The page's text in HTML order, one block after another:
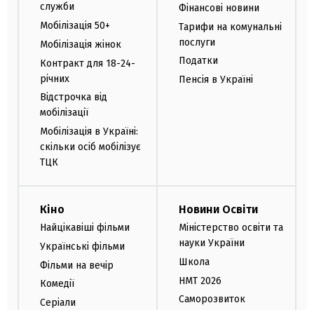
служби
Мобілізація 50+
Мобілізація жінок
Контракт для 18-24-
річних
Відстрочка від
мобілізації
Мобілізація в Україні:
скільки осіб мобілізує
ТЦК
Фінансові новини
Тарифи на комунальні
послуги
Податки
Пенсія в Україні
Кіно
Найцікавіші фільми
Українські фільми
Фільми на вечір
Комедії
Серіали
Новини Освіти
Міністерство освіти та
науки України
Школа
НМТ 2026
Саморозвиток